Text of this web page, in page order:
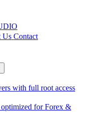
Us Contact
with full root access
for Forex &